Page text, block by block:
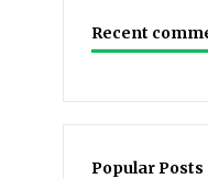
Recent
Popular Posts